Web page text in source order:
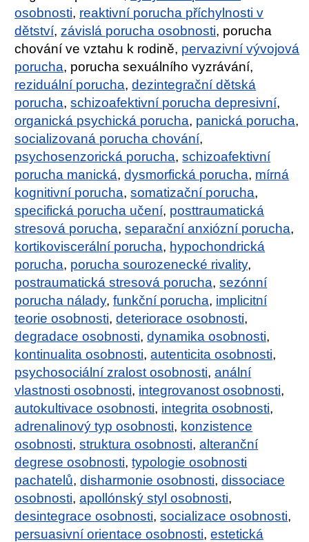
osobnosti, reaktivní porucha příchylnosti v
dětství,závislá porucha osobnosti, porucha
chování ve vztahu k rodině, pervazivní vývojová
porucha, porucha sexuálního vyzrávání,
reziduální porucha,dezintegrační dětská
porucha,schizoafektivní porucha depresivní,
organická psychická porucha, panická porucha,
socializovaná porucha chování,
psychosenzorická porucha,schizoafektivní
porucha manická,dysmorfická porucha, mírná
kognitivní porucha,somatizační porucha,
specifická porucha učení, posttraumatická
stresová porucha,separační anxiózní porucha,
kortikoviscerální porucha, hypochondrická
porucha, porucha sourozenecké rivality,
postraumatická stresová porucha,sezónní
porucha nálady,funkční porucha, implicitní
teorie osobnosti,deteriorace osobnosti,
degradace osobnosti,dynamika osobnosti,
kontinualita osobnosti,autenticita osobnosti,
psychosociální zralost osobnosti,anální
vlastnosti osobnosti, integrovanost osobnosti,
autokultivace osobnosti, integrita osobnosti,
adrenalinový typ osobnosti, konzistence
osobnosti,struktura osobnosti,alteranční
degrese osobnosti,typologie osobnosti
pachatelů,disharmonie osobnosti,dissociace
osobnosti,apollónský styl osobnosti,
desintegrace osobnosti,socializace osobnosti,
persuasivní orientace osobnosti,estetická